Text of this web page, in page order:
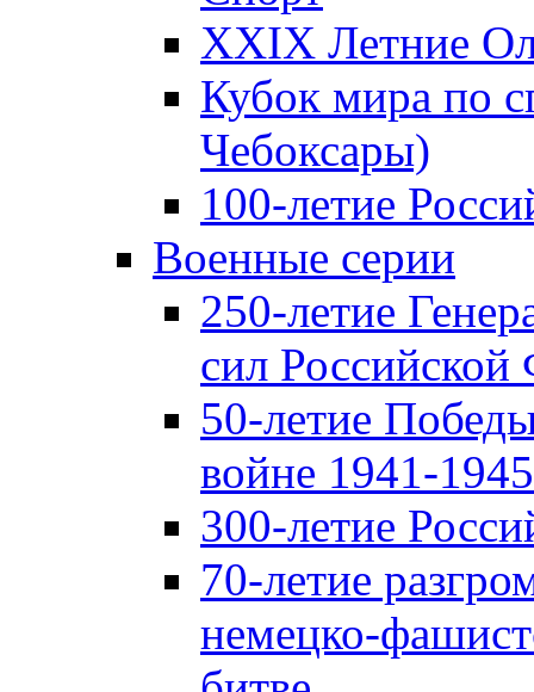
XXIX Летние
Кубок мира по
Чебоксары)
100-летие
Военные серии
250-летие
сил Российской
50-летие
войне 1941-1945
300-летие
70-летие
немецко-